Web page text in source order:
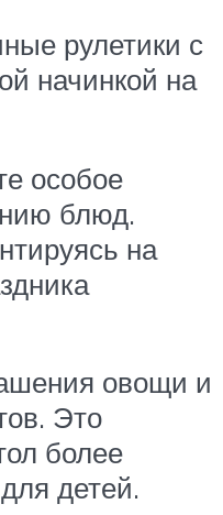
рулетики с
начинкой на
особое
блюд.
на
овощи и
Это
более
детей.